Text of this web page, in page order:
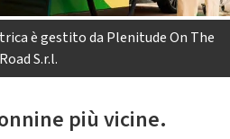
è gestito da Plenitude On The
Road S.r.l.
più vicine.